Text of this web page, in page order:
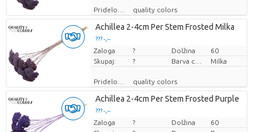
quality colors
Achillea 2-4cm Per Stem Frosted Milka
??? -,--
Cena za kos
Zaloga ? Dolžina
60
Skupaj:
? Milka
quality colors
Achillea 2-4cm Per Stem Frosted Purple
??? -,--
Cena za kos
Zaloga ? Dolžina
60